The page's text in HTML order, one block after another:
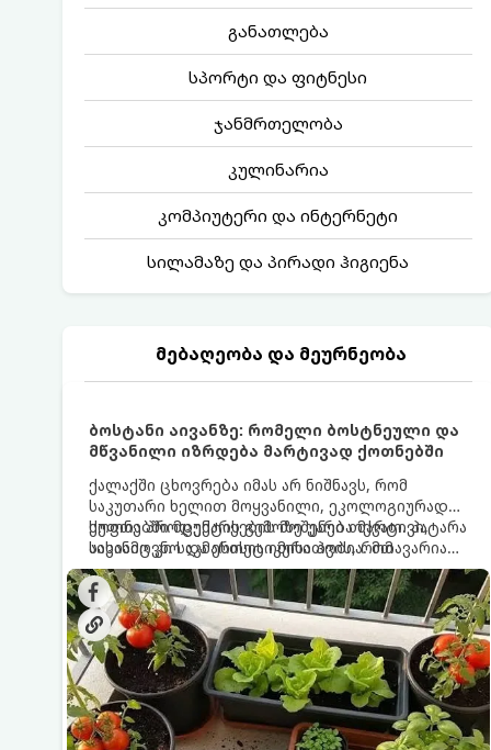
განათლება
სპორტი და ფიტნესი
ჯანმრთელობა
კულინარია
კომპიუტერი და ინტერნეტი
სილამაზე და პირადი ჰიგიენა
მებაღეობა და მეურნეობა
ბოსტანი აივანზე: რომელი ბოსტნეული და
მწვანილი იზრდება მარტივად ქოთნებში
ქალაქში ცხოვრება იმას არ ნიშნავს, რომ
საკუთარი ხელით მოყვანილი, ეკოლოგიურად
სუფთა პროდუქტის გემოზე უარი თქვათ. პატარა
აივანიც კი საკმარისია იმისათვის, რომ
მოიწყოთ მინი-ბოსტანი, საიდანაც
ყოველდღიურად ახალ, არომატულ მწვანილსა
და ბოსტნეულს მოკრეფთ.
ქოთნებში მცენარეების მოშენება მარტივი,
სასიამოვნო და ესთეტიკური ჰობია. მთავარია
იცოდეთ, რომელი კულტურები ეგუებიან
ქოთნის პირობებს ყველაზე კარგად და როგორ
მოუაროთ მათ სწორად.